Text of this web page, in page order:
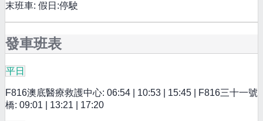
末班車: 假日:停駛
發車班表
平日
F816澳底醫療救護中心: 06:54 | 10:53 | 15:45 | F816三十一號
橋: 09:01 | 13:21 | 17:20